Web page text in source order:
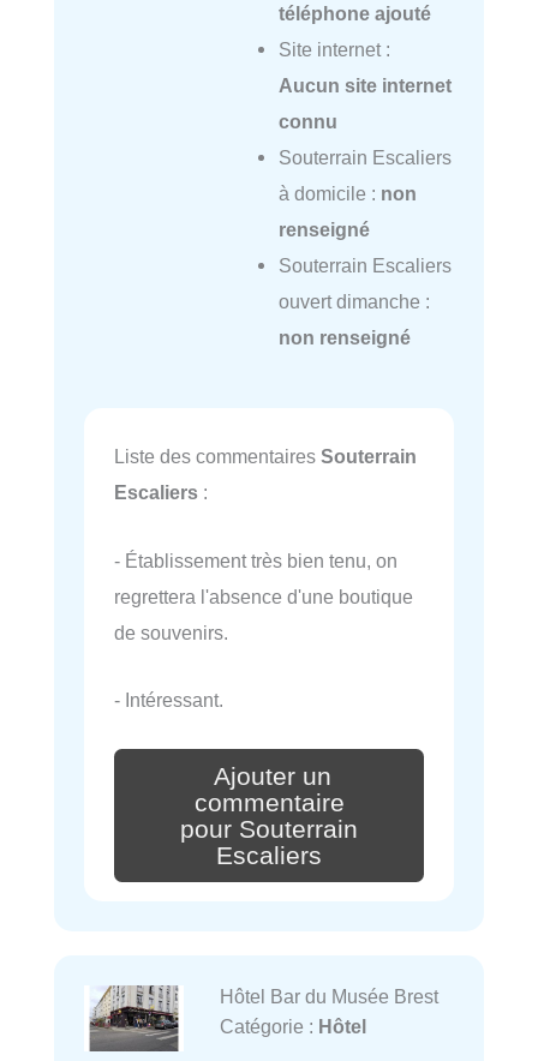
téléphone ajouté
Site internet :
Aucun site internet
connu
Souterrain Escaliers
à domicile : non
renseigné
Souterrain Escaliers
ouvert dimanche :
non renseigné
Liste des commentaires Souterrain
Escaliers :
- Établissement très bien tenu, on
regrettera l'absence d'une boutique
de souvenirs.
- Intéressant.
Ajouter un
commentaire
pour Souterrain
Escaliers
Hôtel Bar du Musée Brest
Catégorie : Hôtel